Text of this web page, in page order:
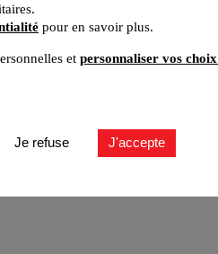
pour en savoir plus.
et personnaliser vos
Je refuse J'accepte